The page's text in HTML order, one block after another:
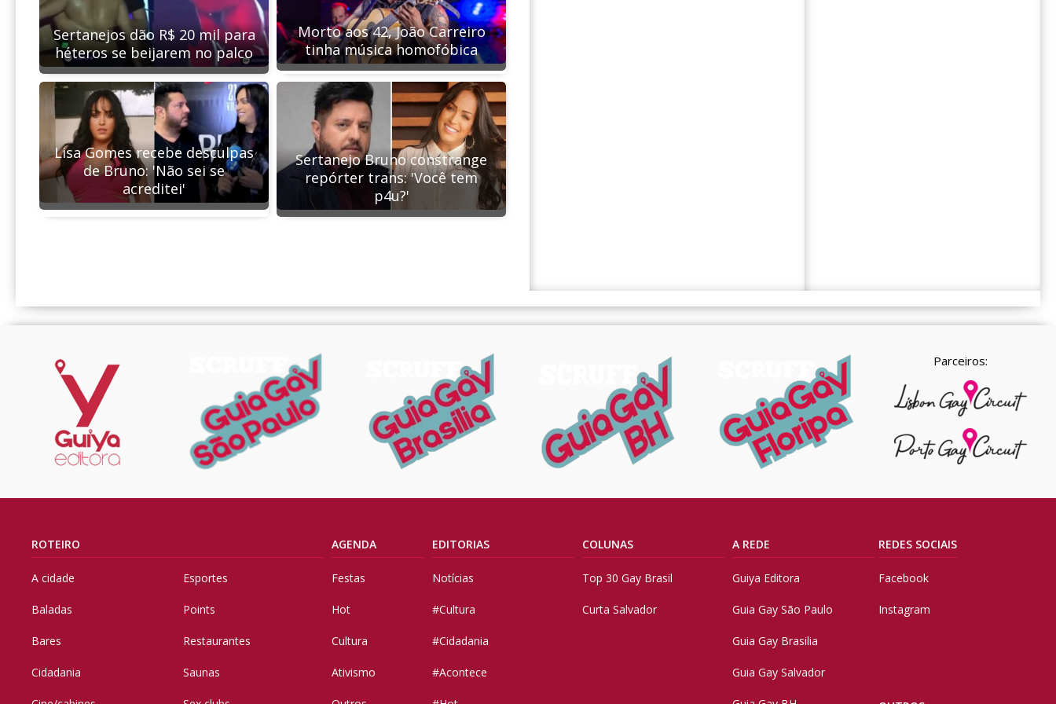
Sertanejos dão R$ 20 mil para
héteros se beijarem no palco
Morto aos 42, João Carreiro
tinha música homofóbica
Lisa Gomes recebe desculpas
de Bruno: 'Não sei se
acreditei'
Sertanejo Bruno constrange
repórter trans: 'Você tem
p4u?'
Parceiros:
ROTEIRO
A cidade
Baladas
Bares
Cidadania
Esportes
Points
Restaurantes
Saunas
AGENDA
Festas
Hot
Cultura
Ativismo
EDITORIAS
Notícias
#Cultura
#Cidadania
#Acontece
COLUNAS
Top 30 Gay Brasil
Curta Salvador
A REDE
Guiya Editora
Guia Gay São Paulo
Guia Gay Brasilia
Guia Gay Salvador
REDES SOCIAIS
Facebook
Instagram